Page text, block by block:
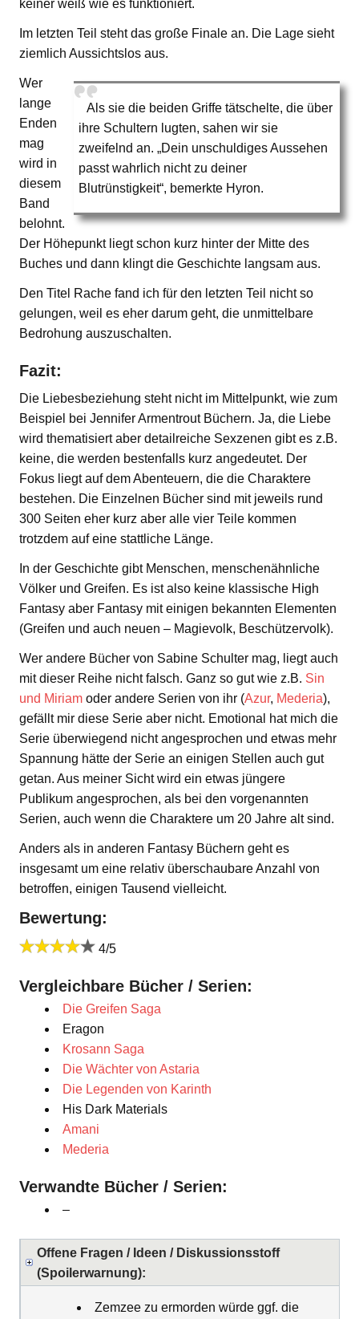
keiner weiß wie es funktioniert.
Im letzten Teil steht das große Finale an. Die Lage sieht
ziemlich Aussichtslos aus.
Als sie die beiden Griffe tätschelte, die über
ihre Schultern lugten, sahen wir sie
zweifelnd an. „Dein unschuldiges Aussehen
passt wahrlich nicht zu deiner
Blutrünstigkeit“, bemerkte Hyron.
Wer
lange
Enden
mag
wird in
diesem
Band
belohnt.
Der Höhepunkt liegt schon kurz hinter der Mitte des
Buches und dann klingt die Geschichte langsam aus.
Den Titel Rache fand ich für den letzten Teil nicht so
gelungen, weil es eher darum geht, die unmittelbare
Bedrohung auszuschalten.
Fazit:
Die Liebesbeziehung steht nicht im Mittelpunkt, wie zum
Beispiel bei Jennifer Armentrout Büchern. Ja, die Liebe
wird thematisiert aber detailreiche Sexzenen gibt es z.B.
keine, die werden bestenfalls kurz angedeutet. Der
Fokus liegt auf dem Abenteuern, die die Charaktere
bestehen. Die Einzelnen Bücher sind mit jeweils rund
300 Seiten eher kurz aber alle vier Teile kommen
trotzdem auf eine stattliche Länge.
In der Geschichte gibt Menschen, menschenähnliche
Völker und Greifen. Es ist also keine klassische High
Fantasy aber Fantasy mit einigen bekannten Elementen
(Greifen und auch neuen – Magievolk, Beschützervolk).
Wer andere Bücher von Sabine Schulter mag, liegt auch
mit dieser Reihe nicht falsch. Ganz so gut wie z.B. Sin
und Miriam oder andere Serien von ihr (Azur, Mederia),
gefällt mir diese Serie aber nicht. Emotional hat mich die
Serie überwiegend nicht angesprochen und etwas mehr
Spannung hätte der Serie an einigen Stellen auch gut
getan. Aus meiner Sicht wird ein etwas jüngere
Publikum angesprochen, als bei den vorgenannten
Serien, auch wenn die Charaktere um 20 Jahre alt sind.
Anders als in anderen Fantasy Büchern geht es
insgesamt um eine relativ überschaubare Anzahl von
betroffen, einigen Tausend vielleicht.
Bewertung:
4/5
Vergleichbare Bücher / Serien:
Die Greifen Saga
Eragon
Krosann Saga
Die Wächter von Astaria
Die Legenden von Karinth
His Dark Materials
Amani
Mederia
Verwandte Bücher / Serien:
–
Offene Fragen / Ideen / Diskussionsstoff
(Spoilerwarnung):
Zemzee zu ermorden würde ggf. die